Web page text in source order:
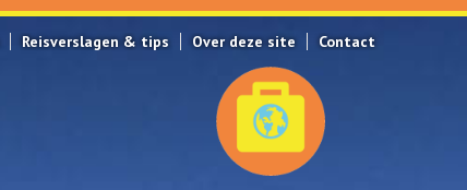
Reisverslagen & tips Over deze site Contact